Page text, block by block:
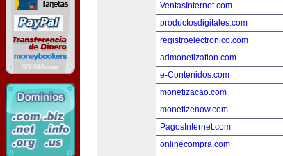
VentasInternet.com
productosdigitales.com
registroelectronico.com
admonetization.com
e-Contenidos.com
monetizacao.com
monetizenow.com
PagosInternet.com
onlinecompra.com